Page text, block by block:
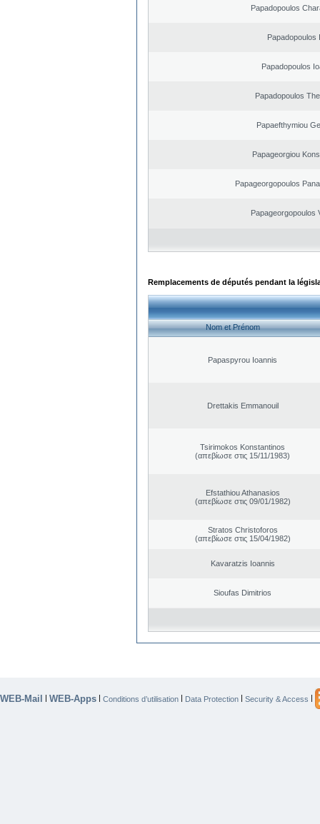
Papadopoulos
Papadopoulos
Papadopoulos
Papadopoulos
Papaefthymiou
Papageorgiou
Papageorgopoulos
Papageorgopoulos
Remplacements de députés pendant la
Nom et Prénom
Papaspyrou Ioannis
Drettakis Emmanouil
Tsirimokos Konstantinos
(απεβίωσε στις 15/11/1983)
Efstathiou Athanasios
(απεβίωσε στις 09/01/1982)
Stratos Christoforos
(απεβίωσε στις 15/04/1982)
Kavaratzis Ioannis
Sioufas Dimitrios
WEB-Mail | WEB-Apps | Conditions d’utilisation | Data Protection | Security & Access |